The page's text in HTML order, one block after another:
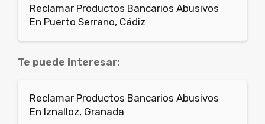
Reclamar Productos Bancarios Abusivos
En Puerto Serrano, Cádiz
Te puede interesar:
Reclamar Productos Bancarios Abusivos
En Iznalloz, Granada